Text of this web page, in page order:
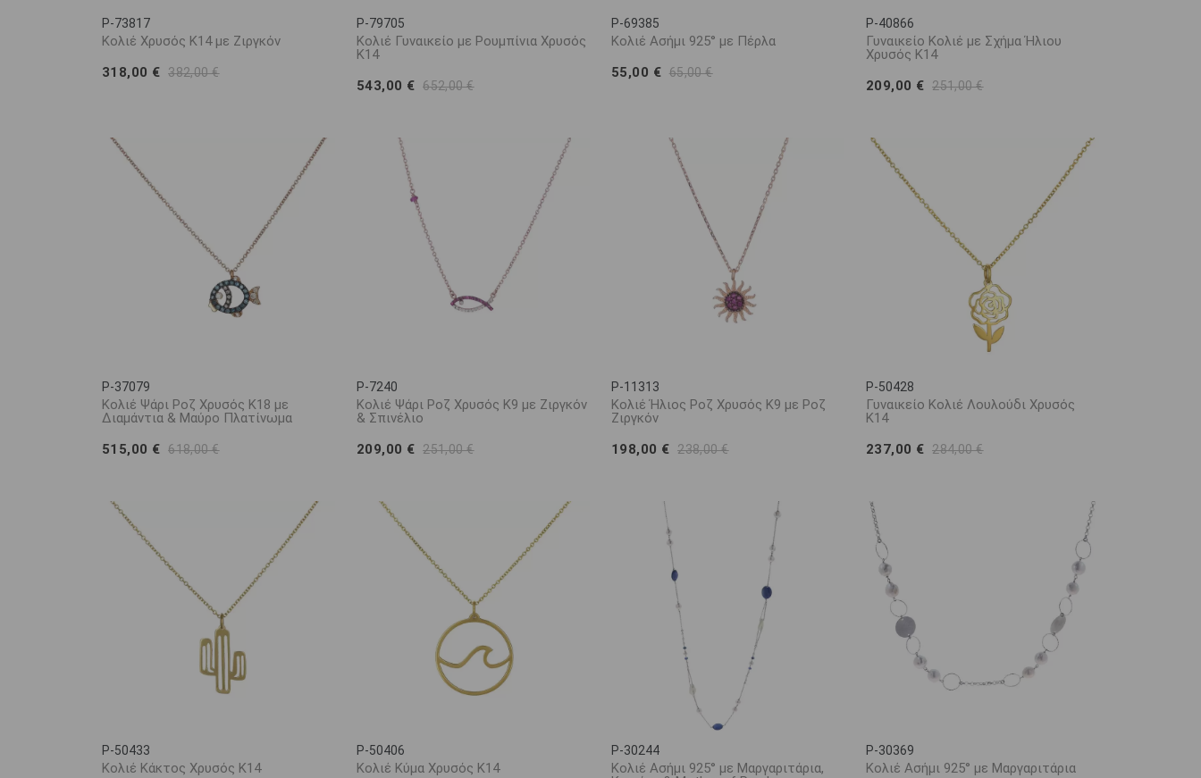
P-73817
Κολιέ Χρυσός Κ14 με Ζιργκόν
318,00 € 382,00 €
P-79705
Κολιέ Γυναικείο με Ρουμπίνια Χρυσός
K14
543,00 € 652,00 €
P-69385
Κολιέ Ασήμι 925° με Πέρλα
55,00 € 65,00 €
P-40866
Γυναικείο Κολιέ με Σχήμα Ήλιου
Χρυσός Κ14
209,00 € 251,00 €
P-37079
Κολιέ Ψάρι Ροζ Χρυσός Κ18 με
Διαμάντια & Μαύρο Πλατίνωμα
515,00 € 618,00 €
P-7240
Κολιέ Ψάρι Ροζ Χρυσός Κ9 με Ζιργκόν
& Σπινέλιο
209,00 € 251,00 €
P-11313
Κολιέ Ήλιος Ροζ Χρυσός Κ9 με Ροζ
Ζιργκόν
198,00 € 238,00 €
P-50428
Γυναικείο Κολιέ Λουλούδι Χρυσός
Κ14
237,00 € 284,00 €
P-50433
Κολιέ Κάκτος Χρυσός Κ14
P-50406
Κολιέ Κύμα Χρυσός Κ14
P-30244
Κολιέ Ασήμι 925° με Μαργαριτάρια,
P-30369
Κολιέ Ασήμι 925° με Μαργαριτάρια